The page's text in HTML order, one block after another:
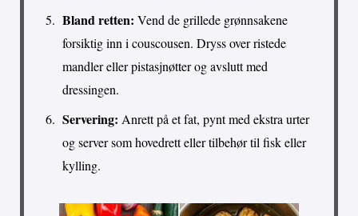
Bland retten: Vend de grillede grønnsakene
forsiktig inn i couscousen. Dryss over ristede
mandler eller pistasjnøtter og avslutt med
dressingen.
Servering: Anrett på et fat, pynt med ekstra urter
og server som hovedrett eller tilbehør til fisk eller
kylling.